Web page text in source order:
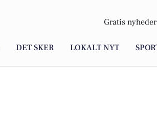
Gratis
DET SKER LOKALT NYT